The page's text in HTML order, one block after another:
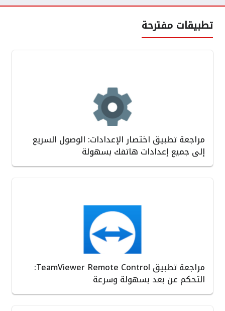
تطبيقات مفترحة
مراجعة تطبيق اختصار الإعدادات: الوصول السريع
إلى جميع إعدادات هاتفك بسهولة
مراجعة تطبيق TeamViewer Remote Control:
التحكم عن بعد بسهولة وسرعة